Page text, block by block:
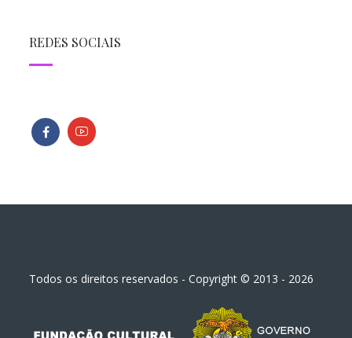
REDES SOCIAIS
Todos os direitos reservados - Copyright © 2013 - 2026